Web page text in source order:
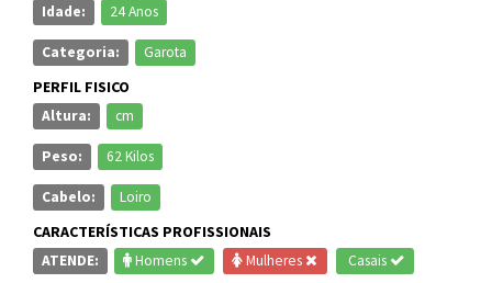
Idade: 24 Anos
Categoria: Garota
PERFIL FISICO
Altura: cm
Peso: 62 Kilos
Cabelo: Loiro
CARACTERÍSTICAS PROFISSIONAIS
ATENDE: Homens Mulheres Casais